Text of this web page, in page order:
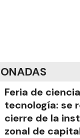
Feria de
tecnología: se
cierre de la
zonal de